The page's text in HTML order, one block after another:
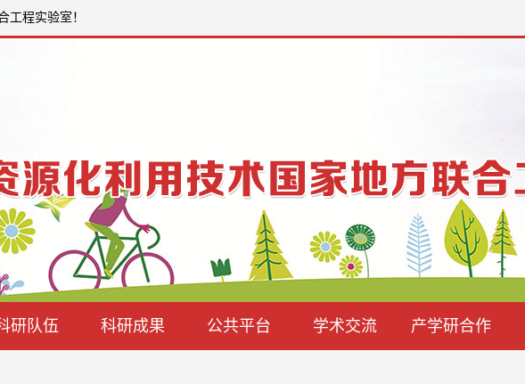
工程实验室！
研队伍 科研成果 公共平台 学术交流 产学研合作